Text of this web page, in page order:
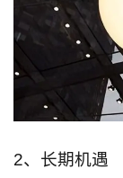
2、长期机遇